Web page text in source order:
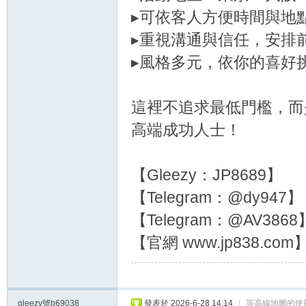
▸可依客人方便時間與地
▸重視溝通與信任，安排
▸風格多元，依你的喜好
這裡不追求最低門檻，
高端成功人士！
【Gleezy：JP8689】
【Telegram：@dy947】
【Telegram：@AV3868
【官網 www.jp838.com
gleezy號b69038 發表於 2026-6-28 14:14 等高線地圖的使